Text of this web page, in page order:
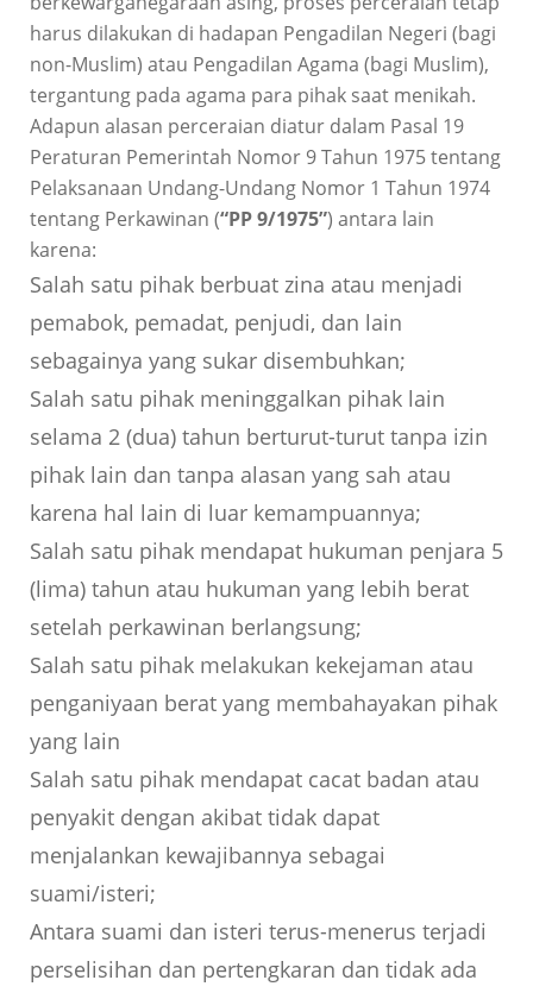
harus dilakukan di hadapan Pengadilan Negeri (bagi
non-Muslim) atau Pengadilan Agama (bagi Muslim),
tergantung pada agama para pihak saat menikah.
Adapun alasan perceraian diatur dalam Pasal 19
Peraturan Pemerintah Nomor 9 Tahun 1975 tentang
Pelaksanaan Undang-Undang Nomor 1 Tahun 1974
tentang Perkawinan (“PP 9/1975”) antara lain
karena:
Salah satu pihak berbuat zina atau menjadi
pemabok, pemadat, penjudi, dan lain
sebagainya yang sukar disembuhkan;
Salah satu pihak meninggalkan pihak lain
selama 2 (dua) tahun berturut-turut tanpa izin
pihak lain dan tanpa alasan yang sah atau
karena hal lain di luar kemampuannya;
Salah satu pihak mendapat hukuman penjara 5
(lima) tahun atau hukuman yang lebih berat
setelah perkawinan berlangsung;
Salah satu pihak melakukan kekejaman atau
penganiyaan berat yang membahayakan pihak
yang lain
Salah satu pihak mendapat cacat badan atau
penyakit dengan akibat tidak dapat
menjalankan kewajibannya sebagai
suami/isteri;
Antara suami dan isteri terus-menerus terjadi
perselisihan dan pertengkaran dan tidak ada